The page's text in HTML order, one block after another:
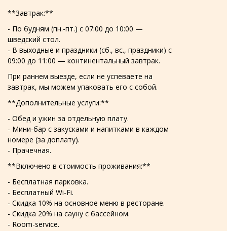
**Завтрак:**
- По будням (пн.-пт.) с 07:00 до 10:00 —
шведский стол.
- В выходные и праздники (сб., вс., праздники) с
09:00 до 11:00 — континентальный завтрак.
При раннем выезде, если не успеваете на
завтрак, мы можем упаковать его с собой.
**Дополнительные услуги:**
- Обед и ужин за отдельную плату.
- Мини-бар с закусками и напитками в каждом
номере (за доплату).
- Прачечная.
**Включено в стоимость проживания:**
- Бесплатная парковка.
- Бесплатный Wi-Fi.
- Скидка 10% на основное меню в ресторане.
- Скидка 20% на сауну с бассейном.
- Room-service.